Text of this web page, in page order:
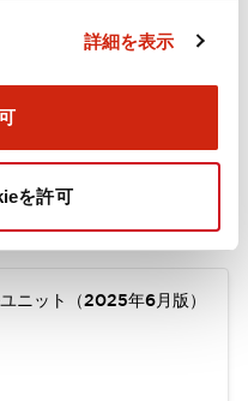
詳細を表示
を許可
・認証
ニット（2025年6月版）